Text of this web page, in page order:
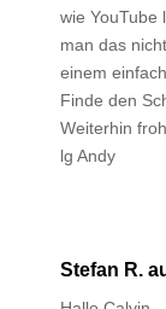
wie YouTube
man das
einem
Finde den
Weiterhin
lg Andy
Stefan R.